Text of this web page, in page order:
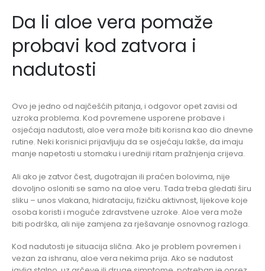
Da li aloe vera pomaže
probavi kod zatvora i
nadutosti
Ovo je jedno od najčešćih pitanja, i odgovor opet zavisi od
uzroka problema. Kod povremene usporene probave i
osjećaja nadutosti, aloe vera može biti korisna kao dio dnevne
rutine. Neki korisnici prijavljuju da se osjećaju lakše, da imaju
manje napetosti u stomaku i uredniji ritam pražnjenja crijeva.
Ali ako je zatvor čest, dugotrajan ili praćen bolovima, nije
dovoljno osloniti se samo na aloe veru. Tada treba gledati širu
sliku – unos vlakana, hidrataciju, fizičku aktivnost, lijekove koje
osoba koristi i moguće zdravstvene uzroke. Aloe vera može
biti podrška, ali nije zamjena za rješavanje osnovnog razloga.
Kod nadutosti je situacija slična. Ako je problem povremen i
vezan za ishranu, aloe vera nekima prija. Ako se nadutost